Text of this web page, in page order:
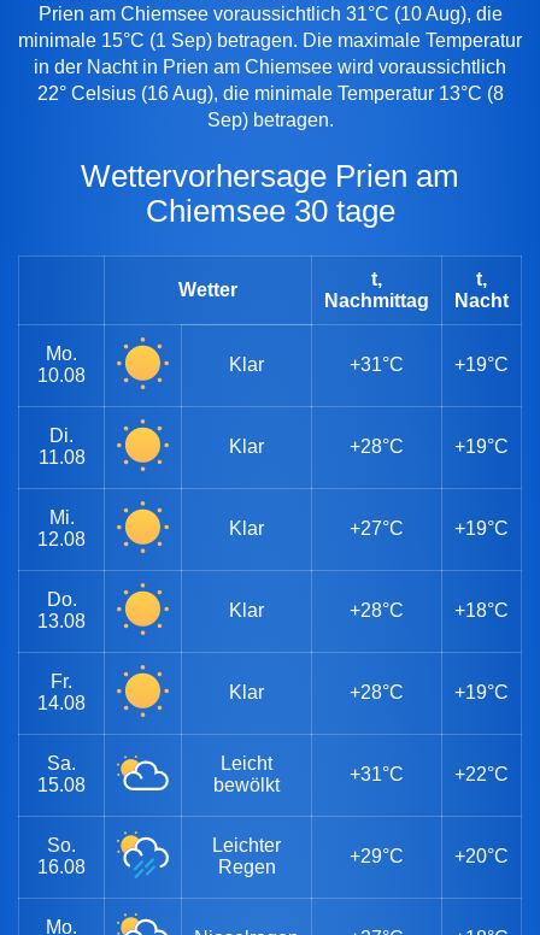
Prien am Chiemsee voraussichtlich 31°C (10 Aug), die
minimale 15°C (1 Sep) betragen. Die maximale Temperatur
in der Nacht in Prien am Chiemsee wird voraussichtlich
22° Celsius (16 Aug), die minimale Temperatur 13°C (8
Sep) betragen.
Wettervorhersage Prien am
Chiemsee 30 tage
Wetter
t,
Nachmittag
t,
Nacht
Mo.
10.08
Klar +31°C +19°C
Di.
11.08
Klar +28°C +19°C
Mi.
12.08
Klar +27°C +19°C
Do.
13.08
Klar +28°C +18°C
Fr.
14.08
Klar +28°C +19°C
Sa.
15.08
Leicht
bewölkt
+31°C +22°C
So.
16.08
Leichter
Regen
+29°C +20°C
Mo.